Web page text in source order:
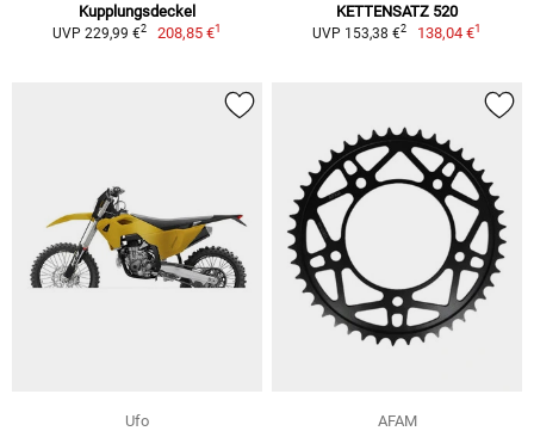
Kupplungsdeckel
UVP 229,99 €2 208,85 €1
KETTENSATZ 520
UVP 153,38 €2 138,04 €1
Ufo
AFAM